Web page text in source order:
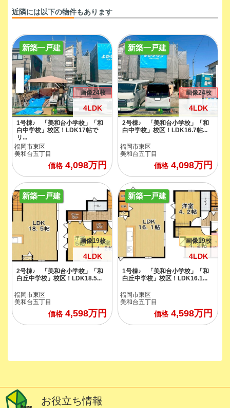
近隣には以下の物件もあります
新築一戸建
4LDK
画像24枚
1号棟♪ 「美和台小学校」「和
白中学校」校区！LDK17帖で
リ...
福岡市東区
美和台五丁目
価格4,098万円
新築一戸建
4LDK
画像24枚
2号棟♪ 「美和台小学校」「和
白中学校」校区！LDK16.7帖...
福岡市東区
美和台五丁目
価格4,098万円
新築一戸建
4LDK
画像19枚
2号棟♪ 「美和台小学校」「和
白丘中学校」校区！LDK18.5...
福岡市東区
美和台五丁目
価格4,598万円
新築一戸建
4LDK
画像19枚
1号棟♪ 「美和台小学校」「和
白丘中学校」校区！LDK16.1...
福岡市東区
美和台五丁目
価格4,598万円
お役立ち情報